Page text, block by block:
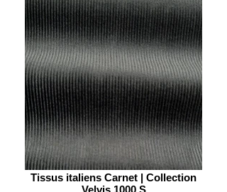
Tissus italiens Carnet | Collection
Velvis 1000 S